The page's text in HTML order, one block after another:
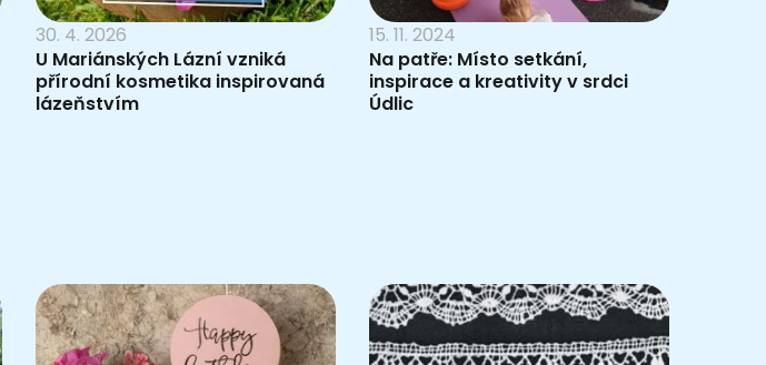
30. 4. 2026
U Mariánských Lázní vzniká
přírodní kosmetika inspirovaná
lázeňstvím
15. 11. 2024
Na patře: Místo setkání,
inspirace a kreativity v srdci
Údlic